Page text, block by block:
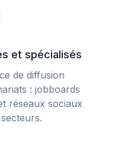
et spécialisés
de diffusion
: jobboards
réseaux sociaux